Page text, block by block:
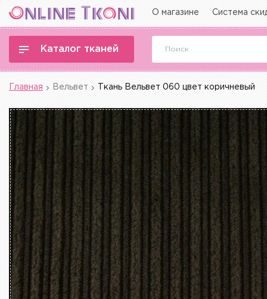
О магазине Система
Каталог тканей
Главная Вельвет Ткань Вельвет 060 цвет коричневый